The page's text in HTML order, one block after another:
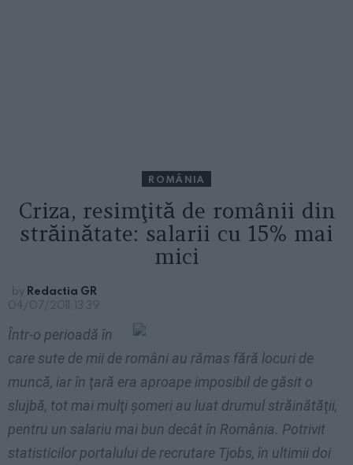
ROMÂNIA
Criza, resimţită de românii din
străinătate: salarii cu 15% mai
mici
by Redactia GR
04/07/2011, 13:39
Într-o perioadă în
care sute de mii de români au rămas fără locuri de
muncă, iar în ţară era aproape imposibil de găsit o
slujbă, tot mai mulţi şomeri au luat drumul străinătăţii,
pentru un salariu mai bun decât în România. Potrivit
statisticilor portalului de recrutare Tjobs, în ultimii doi